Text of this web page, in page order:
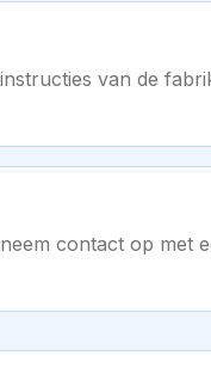
van de
contact op met